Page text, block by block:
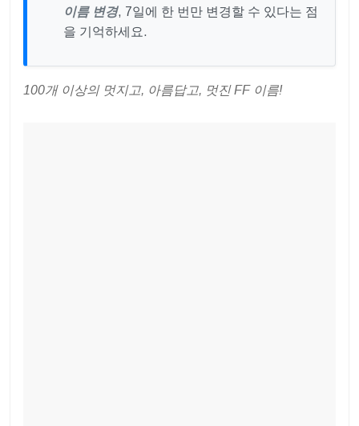
이름 변경, 7일에 한 번만 변경할 수 있다는 점
을 기억하세요.
100개 이상의 멋지고, 아름답고, 멋진 FF 이름!